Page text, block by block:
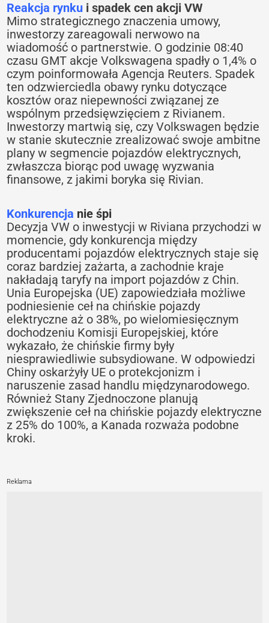
Reakcja rynku i spadek cen akcji VW
Mimo strategicznego znaczenia umowy,
inwestorzy zareagowali nerwowo na
wiadomość o partnerstwie. O godzinie 08:40
czasu GMT akcje Volkswagena spadły o 1,4% o
czym poinformowała Agencja Reuters. Spadek
ten odzwierciedla obawy rynku dotyczące
kosztów oraz niepewności związanej ze
wspólnym przedsięwzięciem z Rivianem.
Inwestorzy martwią się, czy Volkswagen będzie
w stanie skutecznie zrealizować swoje ambitne
plany w segmencie pojazdów elektrycznych,
zwłaszcza biorąc pod uwagę wyzwania
finansowe, z jakimi boryka się Rivian.
Konkurencja nie śpi
Decyzja VW o inwestycji w Riviana przychodzi w
momencie, gdy konkurencja między
producentami pojazdów elektrycznych staje się
coraz bardziej zażarta, a zachodnie kraje
nakładają taryfy na import pojazdów z Chin.
Unia Europejska (UE) zapowiedziała możliwe
podniesienie ceł na chińskie pojazdy
elektryczne aż o 38%, po wielomiesięcznym
dochodzeniu Komisji Europejskiej, które
wykazało, że chińskie firmy były
niesprawiedliwie subsydiowane. W odpowiedzi
Chiny oskarżyły UE o protekcjonizm i
naruszenie zasad handlu międzynarodowego.
Również Stany Zjednoczone planują
zwiększenie ceł na chińskie pojazdy elektryczne
z 25% do 100%, a Kanada rozważa podobne
kroki.
Reklama